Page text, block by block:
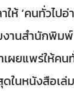
‘คนทั่วไปอ่า
นสำนักพิมพ์
ผยแพร่ให้คน
ในหนังสือเล่